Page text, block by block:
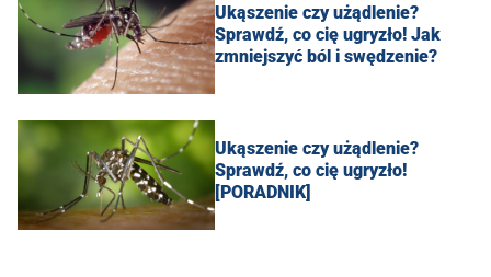
Ukąszenie czy użądlenie?
Sprawdź, co cię ugryzło! Jak
zmniejszyć ból i swędzenie?
Ukąszenie czy użądlenie?
Sprawdź, co cię ugryzło!
[PORADNIK]